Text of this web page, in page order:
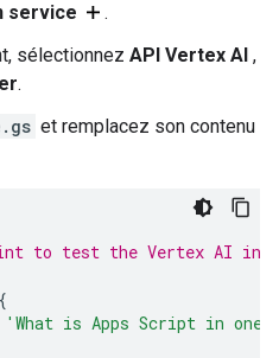
service
.
sélectionnez API Vertex AI ,
.
et remplacez son contenu
to test the Vertex AI
{
'What is Apps Script in one